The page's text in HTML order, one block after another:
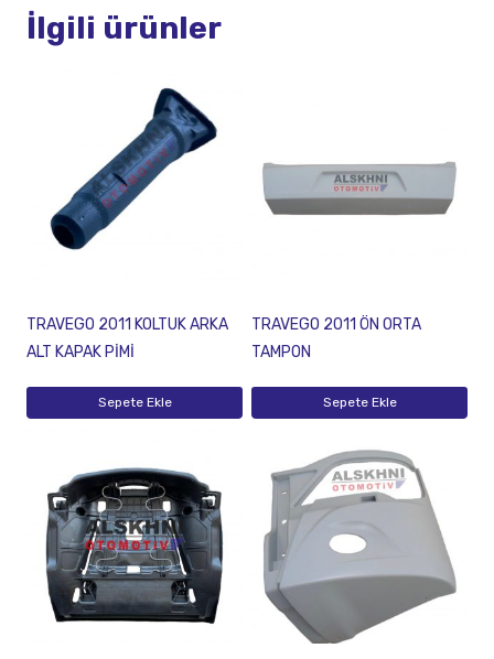
İlgili ürünler
TRAVEGO 2011 KOLTUK ARKA
ALT KAPAK PİMİ
Sepete Ekle
TRAVEGO 2011 ÖN ORTA
TAMPON
Sepete Ekle